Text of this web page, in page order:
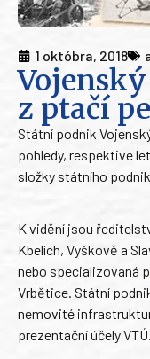
1 októbra, 2018
z ptačí
Státní podnik
pohledy, respektive
složky státního
K vidění jsou
Kbelích, Vyškově a
nebo specializovaná
Vrbětice. Státní
nemovité
prezentační účely VTÚ.